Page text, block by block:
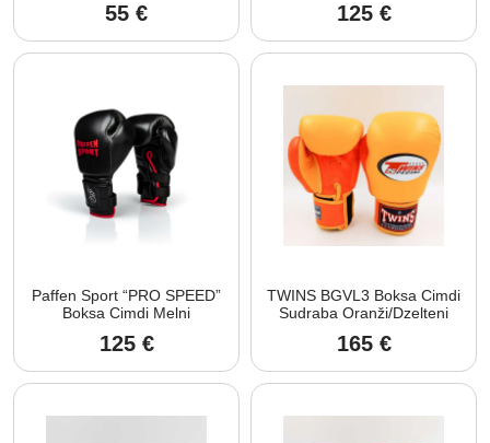
55 € 125 €
Paffen Sport “PRO SPEED”
Boksa Cimdi Melni
125 €
TWINS BGVL3 Boksa Cimdi
Sudraba Oranži/Dzelteni
165 €